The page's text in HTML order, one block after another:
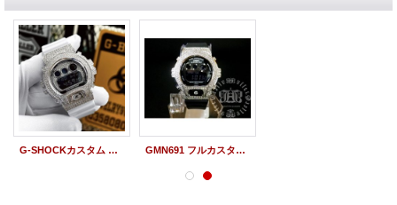
G-SHOCKカスタム DW6900NB-7 クレイジーカラーズ ホワイト フルカスタム GMN691 フルカスタム 黒本体 G-SHOCKカスタム